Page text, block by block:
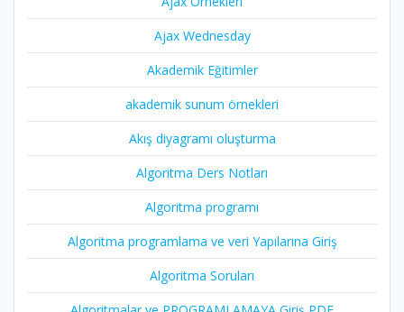
Ajax Wednesday
Akademik Eğitimler
akademik sunum örnekleri
Akış diyagramı oluşturma
Algoritma Ders Notları
Algoritma programı
Algoritma programlama ve veri Yapılarına Giriş
Algoritma Soruları